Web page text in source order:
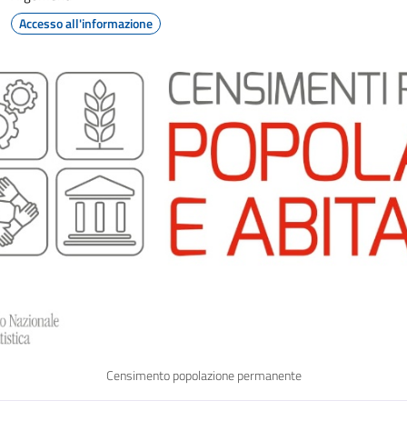
Accesso all'informazione
Censimento popolazione permanente